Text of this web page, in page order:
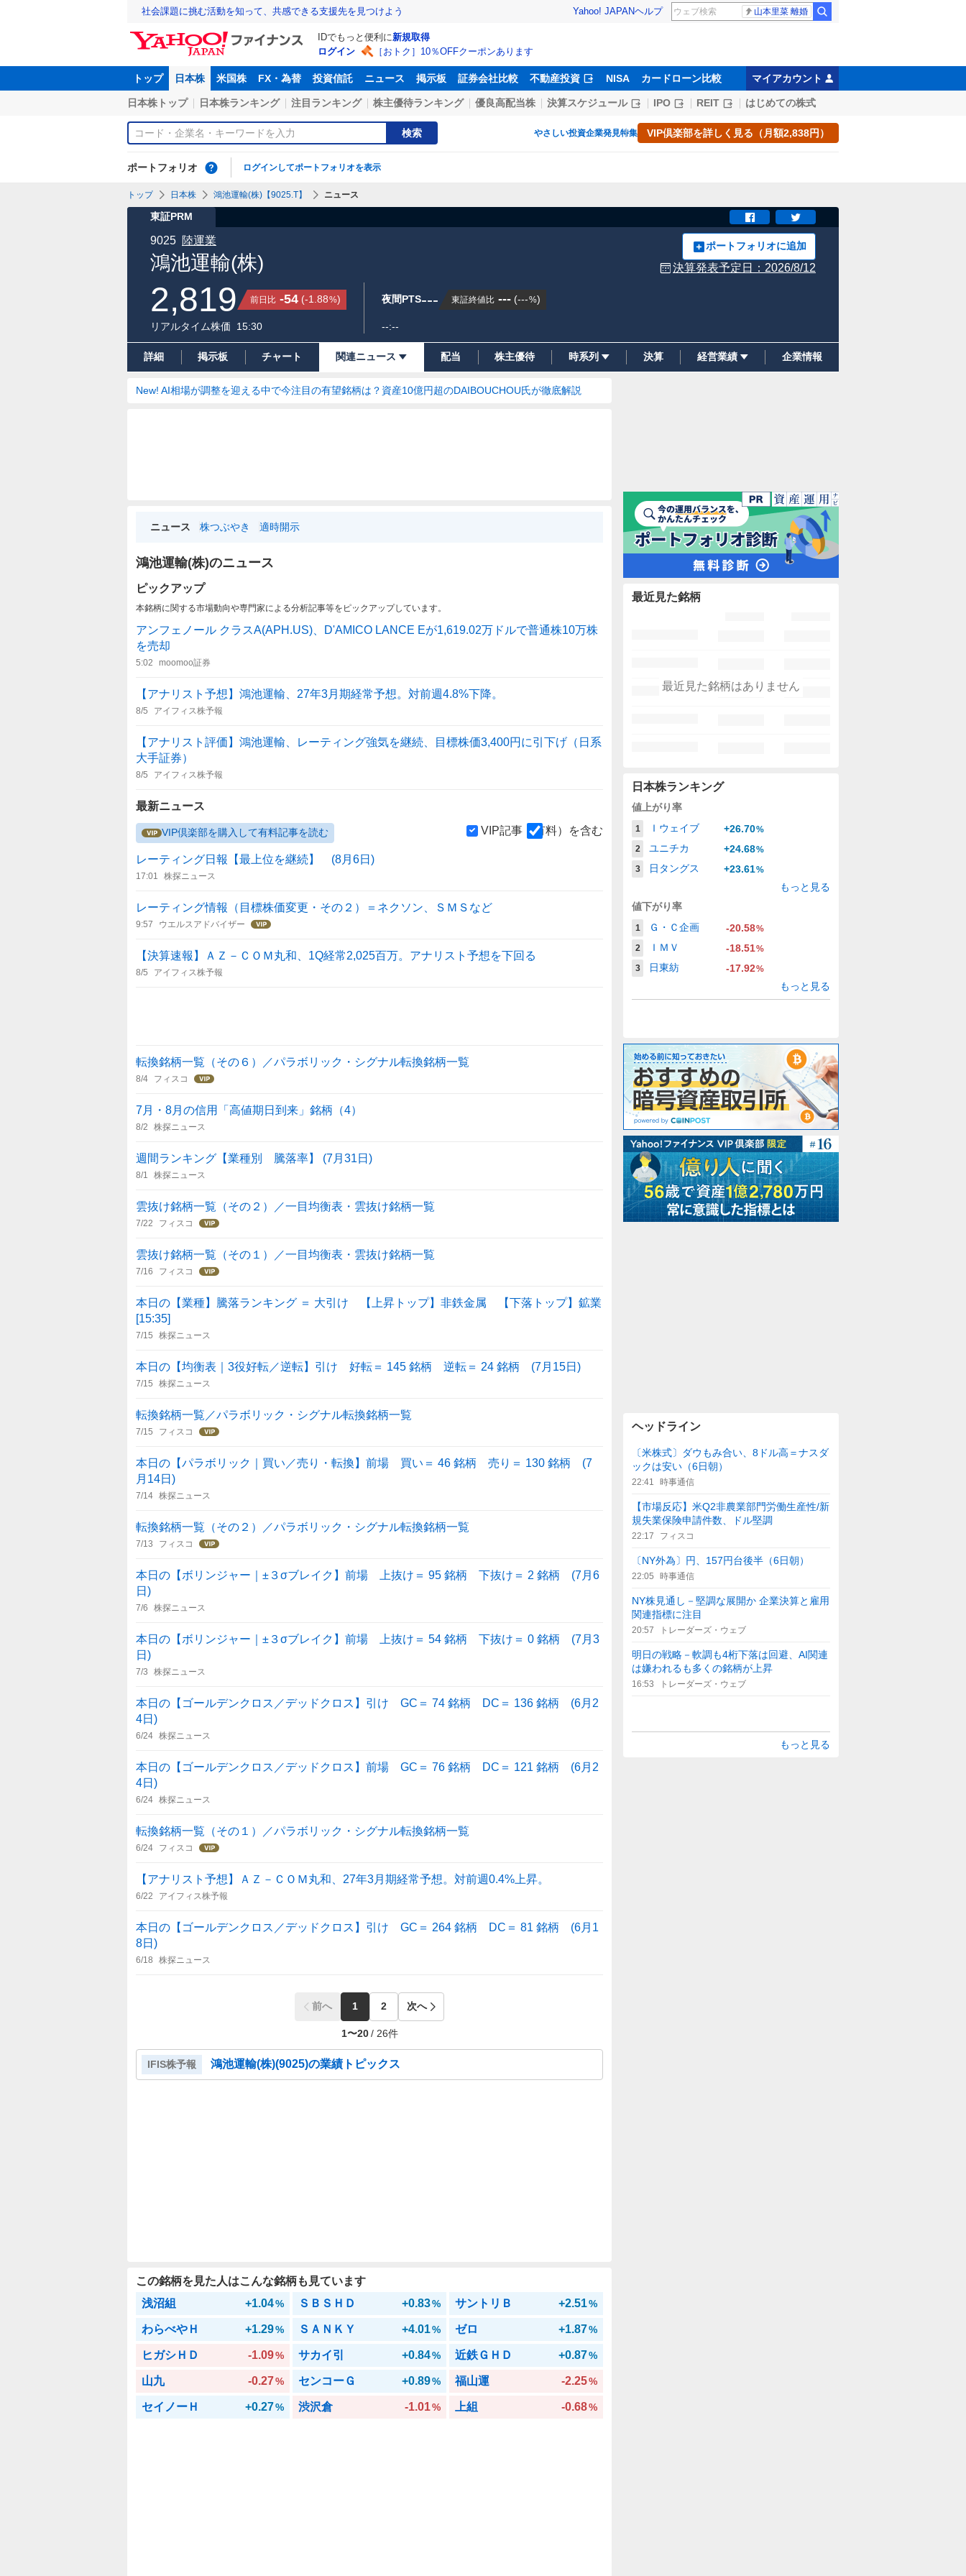
社会課題に挑む活動を知って、共感できる支援先を見つけよう Yahoo! JAPANヘルプ 山本里菜 離婚
IDでもっと便利に新規取得
ログイン
［おトク］10％OFFクーポンあります
トップ 日本株 米国株 FX・為替 投資信託 ニュース 掲示板 証券会社比較 不動産投資 NISA カードローン比較 マイアカウント
日本株トップ 日本株ランキング 注目ランキング 株主優待ランキング 優良高配当株 決算スケジュール IPO REIT はじめての株式
検索 やさしい投資企業発見特集 VIP倶楽部を詳しく見る（月額2,838円）
ポートフォリオ ログインしてポートフォリオを表示
トップ 日本株 鴻池運輸(株)【9025.T】 ニュース
東証PRM
鴻池運輸(株)
9025 陸運業 ポートフォリオに追加
決算発表予定日： 2026/8/12
2,819 前日比 -54 (-1.88%)
リアルタイム株価 15:30
夜間PTS--- 東証終値比 --- (---%)
--:--
詳細 掲示板 チャート 関連ニュース 配当 株主優待 時系列 決算 経営業績 企業情報
New! AI相場が調整を迎える中で今注目の有望銘柄は？資産10億円超のDAIBOUCHOU氏が徹底解説
ニュース 株つぶやき 適時開示
鴻池運輸(株)のニュース
ピックアップ
本銘柄に関する市場動向や専門家による分析記事等をピックアップしています。
アンフェノール クラスA(APH.US)、D'AMICO LANCE Eが1,619.02万ドルで普通株10万株
を売却
5:02 moomoo証券
【アナリスト予想】鴻池運輸、27年3月期経常予想。対前週4.8%下降。
8/5 アイフィス株予報
【アナリスト評価】鴻池運輸、レーティング強気を継続、目標株価3,400円に引下げ（日系
大手証券）
8/5 アイフィス株予報
最新ニュース
VIP倶楽部を購入して有料記事を読む VIP記事（有料）を含む
レーティング日報【最上位を継続】 (8月6日)
17:01 株探ニュース
レーティング情報（目標株価変更・その２）＝ネクソン、ＳＭＳなど
9:57 ウエルスアドバイザー
【決算速報】ＡＺ－ＣＯＭ丸和、1Q経常2,025百万。アナリスト予想を下回る
8/5 アイフィス株予報
転換銘柄一覧（その６）／パラボリック・シグナル転換銘柄一覧
8/4 フィスコ
7月・8月の信用「高値期日到来」銘柄（4）
8/2 株探ニュース
週間ランキング【業種別 騰落率】 (7月31日)
8/1 株探ニュース
雲抜け銘柄一覧（その２）／一目均衡表・雲抜け銘柄一覧
7/22 フィスコ
雲抜け銘柄一覧（その１）／一目均衡表・雲抜け銘柄一覧
7/16 フィスコ
本日の【業種】騰落ランキング ＝ 大引け 【上昇トップ】非鉄金属 【下落トップ】鉱業
[15:35]
7/15 株探ニュース
本日の【均衡表｜3役好転／逆転】引け 好転＝ 145 銘柄 逆転＝ 24 銘柄 (7月15日)
7/15 株探ニュース
転換銘柄一覧／パラボリック・シグナル転換銘柄一覧
7/15 フィスコ
本日の【パラボリック｜買い／売り・転換】前場 買い＝ 46 銘柄 売り＝ 130 銘柄 (7
月14日)
7/14 株探ニュース
転換銘柄一覧（その２）／パラボリック・シグナル転換銘柄一覧
7/13 フィスコ
本日の【ボリンジャー｜±３σブレイク】前場 上抜け＝ 95 銘柄 下抜け＝ 2 銘柄 (7月6
日)
7/6 株探ニュース
本日の【ボリンジャー｜±３σブレイク】前場 上抜け＝ 54 銘柄 下抜け＝ 0 銘柄 (7月3
日)
7/3 株探ニュース
本日の【ゴールデンクロス／デッドクロス】引け GC＝ 74 銘柄 DC＝ 136 銘柄 (6月2
4日)
6/24 株探ニュース
本日の【ゴールデンクロス／デッドクロス】前場 GC＝ 76 銘柄 DC＝ 121 銘柄 (6月2
4日)
6/24 株探ニュース
転換銘柄一覧（その１）／パラボリック・シグナル転換銘柄一覧
6/24 フィスコ
【アナリスト予想】ＡＺ－ＣＯＭ丸和、27年3月期経常予想。対前週0.4%上昇。
6/22 アイフィス株予報
本日の【ゴールデンクロス／デッドクロス】引け GC＝ 264 銘柄 DC＝ 81 銘柄 (6月1
8日)
6/18 株探ニュース
前へ 1 2 次へ
1〜20 / 26件
IFIS株予報 鴻池運輸(株)(9025)の業績トピックス
この銘柄を見た人はこんな銘柄も見ています
浅沼組
+1.04% ＳＢＳＨＤ +0.83% サントリＢ +2.51%
わらべやＨ +1.29% ＳＡＮＫＹ +4.01% ゼロ +1.87%
ヒガシＨＤ -1.09% サカイ引 +0.84% 近鉄ＧＨＤ +0.87%
山九 -0.27% センコーＧ +0.89% 福山運 -2.25%
セイノーＨ +0.27% 渋沢倉 -1.01% 上組 -0.68%
最近見た銘柄
最近見た銘柄はありません
日本株ランキング
値上がり率
1 Ｉウェイブ +26.70%
2
ユニチカ +24.68%
3
日タングス +23.61%
もっと見る
値下がり率
1 Ｇ・Ｃ企画 -20.58%
2
ＩＭＶ -18.51%
3
日東紡 -17.92%
もっと見る
ヘッドライン
〔米株式〕ダウもみ合い、8ドル高＝ナスダ
ックは安い（6日朝）
22:41 時事通信
【市場反応】米Q2非農業部門労働生産性/新
規失業保険申請件数、ドル堅調
22:17 フィスコ
〔NY外為〕円、157円台後半（6日朝）
22:05 時事通信
NY株見通し－堅調な展開か 企業決算と雇用
関連指標に注目
20:57 トレーダーズ・ウェブ
明日の戦略－軟調も4桁下落は回避、AI関連
は嫌われるも多くの銘柄が上昇
16:53 トレーダーズ・ウェブ
もっと見る